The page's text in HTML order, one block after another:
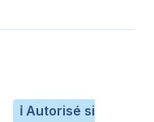
ℹ️ Autorisé si